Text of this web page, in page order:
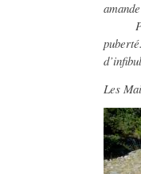
Puis
Les